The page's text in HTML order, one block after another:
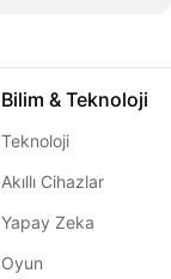
Bilim & Teknoloji
Teknoloji
Akıllı Cihazlar
Yapay Zeka
Oyun